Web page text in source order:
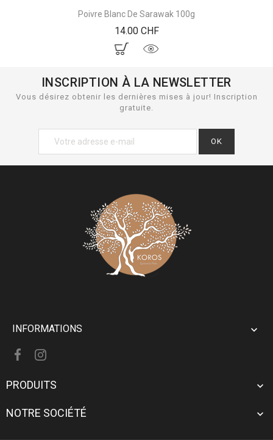
Poivre Blanc De Sarawak 100g
14.00 CHFPrix
INSCRIPTION À LA NEWSLETTER
Vous désirez obtenir les dernières mises à jour! Inscription
gratuite.
INFORMATIONS 
PRODUITS 
NOTRE SOCIÉTÉ 